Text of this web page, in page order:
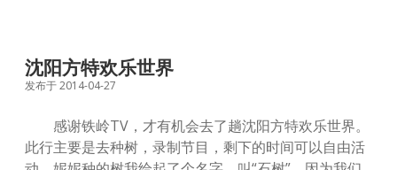
meland
儿
童
长
乐
园
沈阳方特欢乐世界
发布于 2014-04-27
感谢铁岭TV，才有机会去了趟沈阳方特欢乐世界。
此行主要是去种树，录制节目，剩下的时间可以自由活